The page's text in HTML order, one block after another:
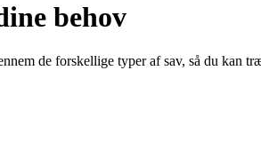
behov
de forskellige typer af sav, så du kan